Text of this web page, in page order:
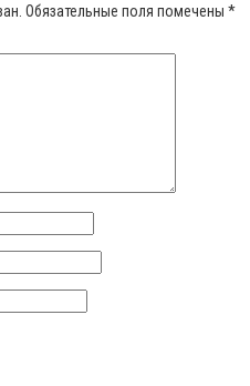
Обязательные поля помечены *